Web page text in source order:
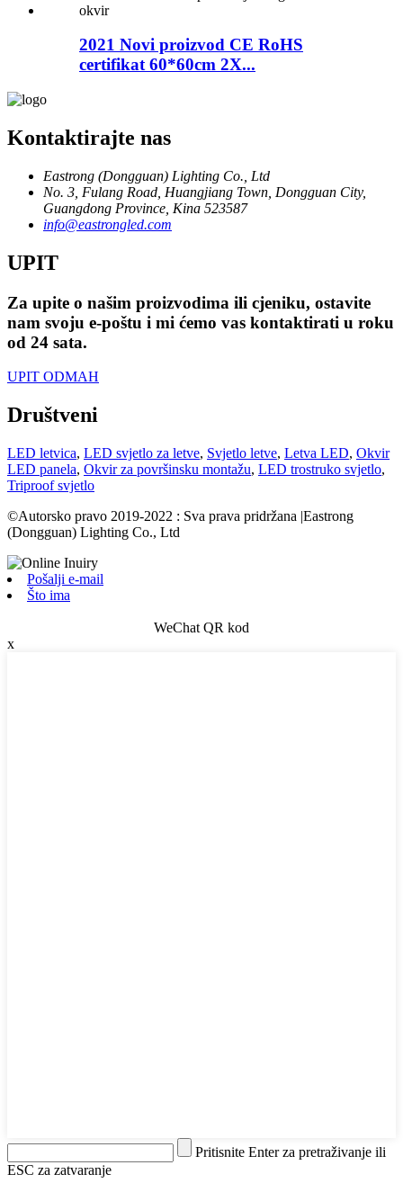
2021 Novi proizvod CE RoHS
certifikat 60*60cm 2X...
Kontaktirajte nas
Eastrong (Dongguan) Lighting Co., Ltd
No. 3, Fulang Road, Huangjiang Town, Dongguan City,
Guangdong Province, Kina 523587
info@eastrongled.com
UPIT
Za upite o našim proizvodima ili cjeniku, ostavite
nam svoju e-poštu i mi ćemo vas kontaktirati u roku
od 24 sata.
UPIT ODMAH
Društveni
LED letvica, LED svjetlo za letve, Svjetlo letve, Letva LED, Okvir
LED panela, Okvir za površinsku montažu, LED trostruko svjetlo,
Triproof svjetlo
©Autorsko pravo 2019-2022 : Sva prava pridržana |Eastrong
(Dongguan) Lighting Co., Ltd
Pošalji e-mail
Što ima
WeChat QR kod
x
Pritisnite Enter za pretraživanje ili
ESC za zatvaranje